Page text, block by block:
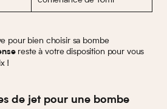
pour bien choisir sa bombe
reste à votre disposition pour vous
!
de jet pour une bombe